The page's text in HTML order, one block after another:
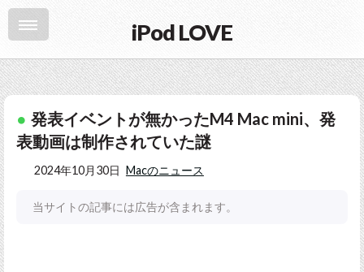
iPod LOVE
発表イベントが無かったM4 Mac mini、発
表動画は制作されていた謎
2024年10月30日 Macのニュース
当サイトの記事には広告が含まれます。